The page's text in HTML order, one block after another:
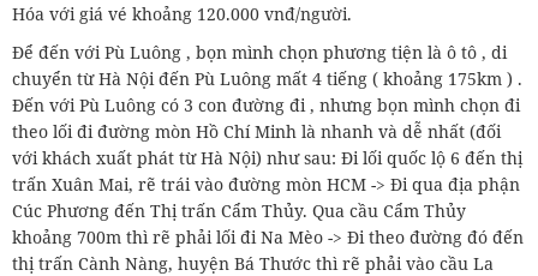
Hóa với giá vé khoảng 120.000 vnđ/người.
Để đến với Pù Luông , bọn mình chọn phương tiện là ô tô , di
chuyển từ Hà Nội đến Pù Luông mất 4 tiếng ( khoảng 175km ) .
Đến với Pù Luông có 3 con đường đi , nhưng bọn mình chọn đi
theo lối đi đường mòn Hồ Chí Minh là nhanh và dễ nhất (đối
với khách xuất phát từ Hà Nội) như sau: Đi lối quốc lộ 6 đến thị
trấn Xuân Mai, rẽ trái vào đường mòn HCM -> Đi qua địa phận
Cúc Phương đến Thị trấn Cẩm Thủy. Qua cầu Cẩm Thủy
khoảng 700m thì rẽ phải lối đi Na Mèo -> Đi theo đường đó đến
thị trấn Cành Nàng, huyện Bá Thước thì rẽ phải vào cầu La